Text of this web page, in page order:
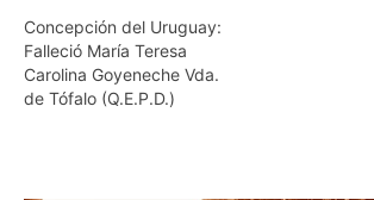
Concepción del Uruguay:
Falleció María Teresa
Carolina Goyeneche Vda.
de Tófalo (Q.E.P.D.)